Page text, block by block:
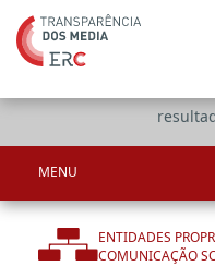
MENU
ENTIDADES
COMUNICAÇÃO